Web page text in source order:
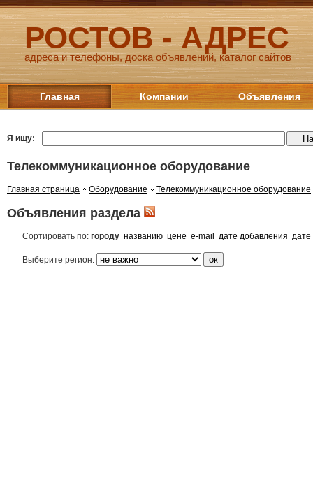
РОСТОВ - АДРЕС
адреса и телефоны, доска объявлений, каталог сайтов
Главная Компании Объявления
Я ищу:
Телекоммуникационное оборудование
Главная страница Оборудование Телекоммуникационное оборудование
Объявления раздела
Сортировать по: городу названию цене e-mail дате добавления
Выберите регион: